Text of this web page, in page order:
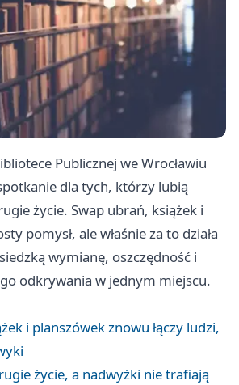
Publicznej we Wrocławiu
dla tych, którzy lubią
życie. Swap ubrań, książek i
pomysł, ale właśnie za to działa
wymianę, oszczędność i
odkrywania w jednym miejscu.
i planszówek znowu łączy ludzi,
życie, a nadwyżki nie trafiają